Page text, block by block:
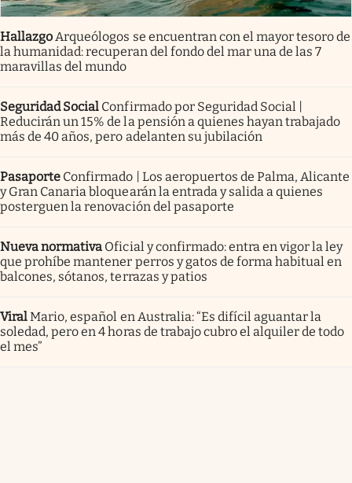
Hallazgo Arqueólogos se encuentran con el mayor tesoro de
la humanidad: recuperan del fondo del mar una de las 7
maravillas del mundo
Seguridad Social Confirmado por Seguridad Social |
Reducirán un 15% de la pensión a quienes hayan trabajado
más de 40 años, pero adelanten su jubilación
Pasaporte Confirmado | Los aeropuertos de Palma, Alicante
y Gran Canaria bloquearán la entrada y salida a quienes
posterguen la renovación del pasaporte
Nueva normativa Oficial y confirmado: entra en vigor la ley
que prohíbe mantener perros y gatos de forma habitual en
balcones, sótanos, terrazas y patios
ViralMario, español en Australia: “Es difícil aguantar la
soledad, pero en 4 horas de trabajo cubro el alquiler de todo
el mes”